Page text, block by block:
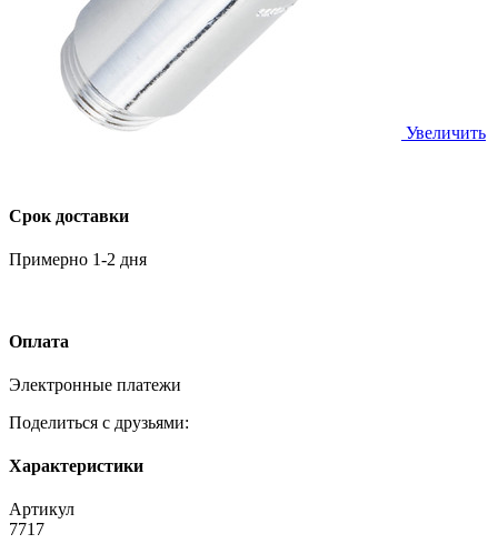
Увеличить
Срок доставки
Примерно 1-2 дня
Оплата
Электронные платежи
Поделиться с друзьями:
Характеристики
Артикул
7717